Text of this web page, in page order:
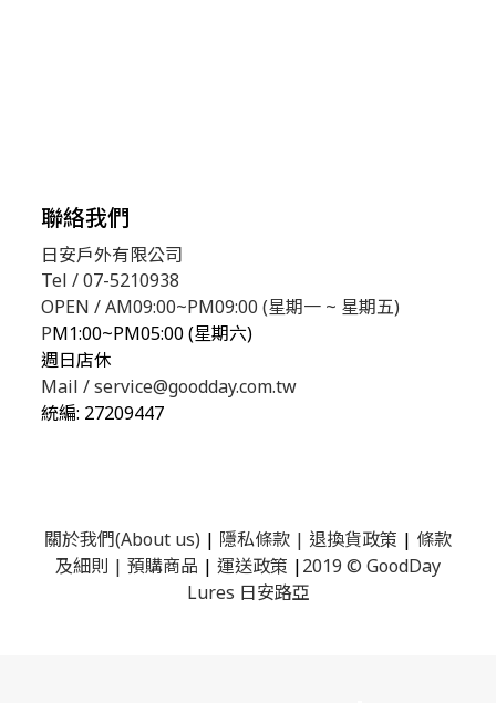
聯絡我們
日安戶外有限公司
Tel / 07-5210938
OPEN / AM09:00~PM09:00 (星期一 ~ 星期五)
PM1:00~PM05:00 (星期六)
週日店休
Mail / service@goodday.com.tw
統編: 27209447
關於我們(About us) | 隱私條款 | 退換貨政策 | 條款
及細則 | 預購商品 | 運送政策 |2019 © GoodDay
Lures 日安路亞